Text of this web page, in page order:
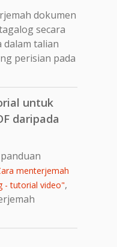
dokumen
secara
dalam talian
perisian pada
untuk
daripada
menterjemah
- tutorial video",